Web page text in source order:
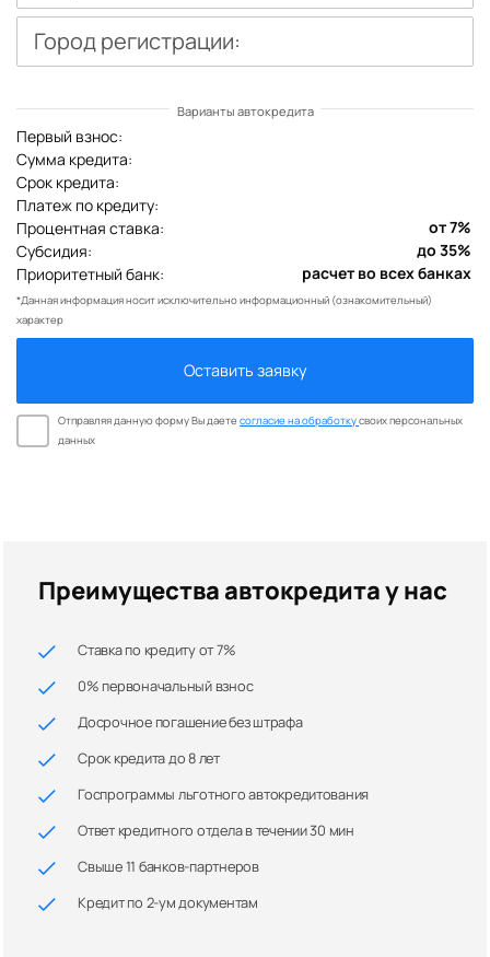
Город регистрации:
Первый взнос:
Сумма кредита:
Срок кредита:
Платеж по кредиту:
Процентная ставка:
Субсидия:
Приоритетный банк:
*Данная информация носит исключительно информационный (ознакомительный)
характер
Оставить заявку
Отправляя данную форму Вы даетесогласие на обработкусвоих персональных
данных
Преимущества автокредита у нас
Ставка по кредиту от 7%
0% первоначальный взнос
Досрочное погашение без штрафа
Срок кредита до 8 лет
Госпрограммы льготного автокредитования
Ответ кредитного отдела в течении 30 мин
Свыше 11 банков-партнеров
Кредит по 2-ум документам